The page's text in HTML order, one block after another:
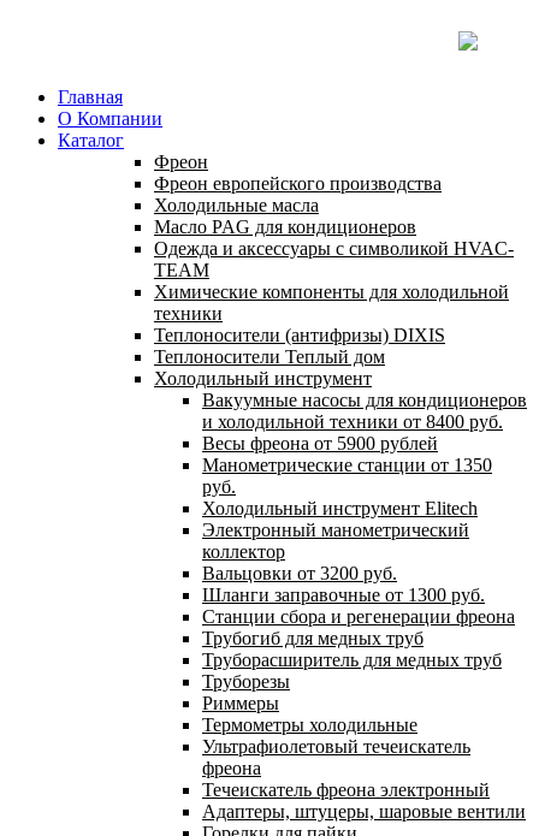
Главная
О Компании
Каталог
Фреон
Фреон европейского производства
Холодильные масла
Масло PAG для кондиционеров
Одежда и аксессуары с символикой HVAC-
TEAM
Химические компоненты для холодильной
техники
Теплоносители (антифризы) DIXIS
Теплоносители Теплый дом
Холодильный инструмент
Вакуумные насосы для кондиционеров
и холодильной техники от 8400 руб.
Весы фреона от 5900 рублей
Манометрические станции от 1350
руб.
Холодильный инструмент Elitech
Электронный манометрический
коллектор
Вальцовки от 3200 руб.
Шланги заправочные от 1300 руб.
Станции сбора и регенерации фреона
Трубогиб для медных труб
Труборасширитель для медных труб
Труборезы
Риммеры
Термометры холодильные
Ультрафиолетовый течеискатель
фреона
Течеискатель фреона электронный
Адаптеры, штуцеры, шаровые вентили